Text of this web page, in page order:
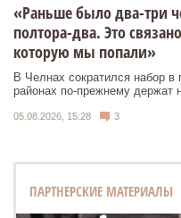
«Раньше было два-три
полтора-два. Это
которую мы попали»
В Челнах сократился набор
районах по-прежнему держат
05.08.2026, 15:28 3
ПАРТНЕРСКИЕ МАТЕРИАЛЫ